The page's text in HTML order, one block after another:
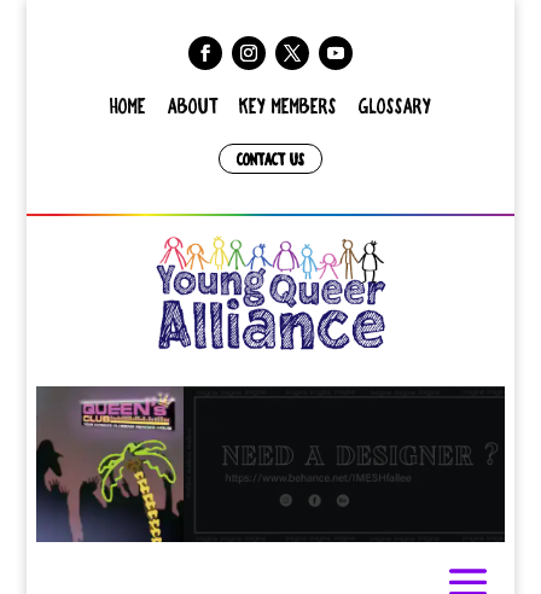
HOME ABOUT KEY MEMBERS GLOSSARY
CONTACT US